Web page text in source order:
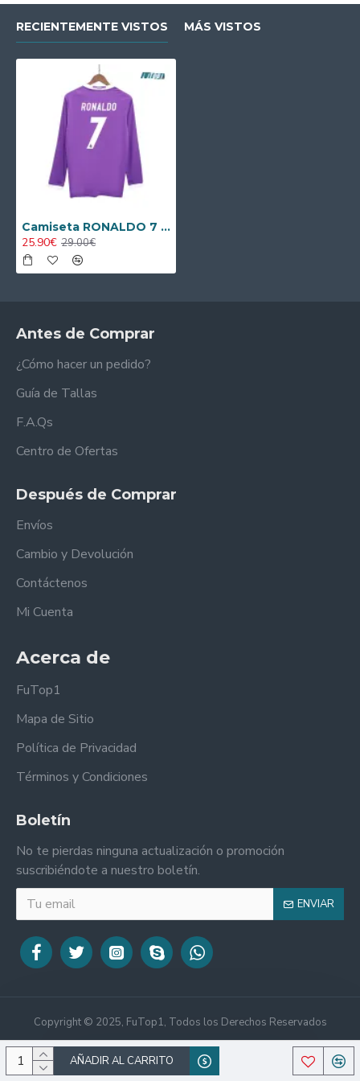
AÑADIR AL CARRITO
RECIENTEMENTE VISTOS MÁS VISTOS
Camiseta RONALDO 7 Calidad Premium Real Madrid Away 2016/17 Retro ML
25.90€ 29.00€
Antes de Comprar
¿Cómo hacer un pedido?
Guía de Tallas
F.A.Qs
Centro de Ofertas
Después de Comprar
Envíos
Cambio y Devolución
Contáctenos
Mi Cuenta
Acerca de
FuTop1
Mapa de Sitio
Política de Privacidad
Términos y Condiciones
Boletín
No te pierdas ninguna actualización o promoción
suscribiéndote a nuestro boletín.
ENVIAR
Copyright © 2025, FuTop1, Todos los Derechos Reservados